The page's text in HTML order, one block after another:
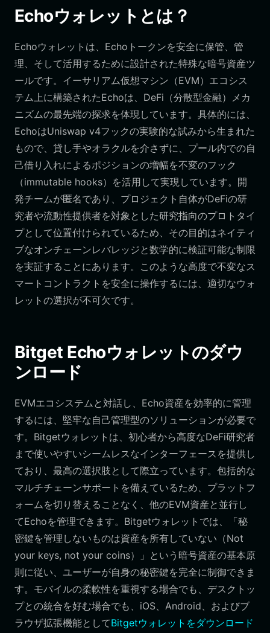
Echoウォレットとは？
Echoウォレットは、Echoトークンを安全に保管、管
理、そして活用するために設計された特殊な暗号資産ツ
ールです。イーサリアム仮想マシン（EVM）エコシス
テム上に構築されたEchoは、DeFi（分散型金融）メカ
ニズムの最先端の探求を体現しています。具体的には、
EchoはUniswap v4フックの実験的な試みから生まれた
もので、貸し手やオラクルを介さずに、プール内での自
己借り入れによるポジションの増幅を不変のフック
（immutable hooks）を活用して実現しています。開
発チームが匿名であり、プロジェクト自体がDeFiの研
究者や流動性提供者を対象とした研究指向のプロトタイ
プとして位置付けられているため、その目的はネイティ
ブなオンチェーンレバレッジと数学的に検証可能な制限
を実証することにあります。このような高度で不変なス
マートコントラクトを安全に操作するには、適切なウォ
レットの選択が不可欠です。
Bitget Echoウォレットのダウ
ンロード
EVMエコシステムと対話し、Echo資産を効率的に管理
するには、堅牢な自己管理型のソリューションが必要で
す。Bitgetウォレットは、初心者から高度なDeFi研究者
まで使いやすいシームレスなインターフェースを提供し
ており、最高の選択肢として際立っています。包括的な
マルチチェーンサポートを備えているため、プラットフ
ォームを切り替えることなく、他のEVM資産と並行し
てEchoを管理できます。Bitgetウォレットでは、「秘
密鍵を管理しないものは資産を所有していない（Not
your keys, not your coins）」という暗号資産の基本原
則に従い、ユーザーが自身の秘密鍵を完全に制御できま
す。モバイルの柔軟性を重視する場合でも、デスクトッ
プとの統合を好む場合でも、iOS、Android、およびブ
ラウザ拡張機能としてBitgetウォレットをダウンロード